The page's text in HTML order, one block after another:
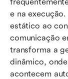
e na execução.
estático ao
comunicação
transforma a
dinâmico,
acontecem